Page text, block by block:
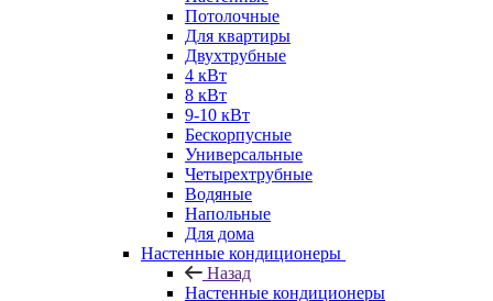
Потолочные
Для квартиры
Двухтрубные
4 кВт
8 кВт
9-10 кВт
Бескорпусные
Универсальные
Четырехтрубные
Водяные
Напольные
Для дома
Настенные кондиционеры
Назад
Настенные кондиционеры